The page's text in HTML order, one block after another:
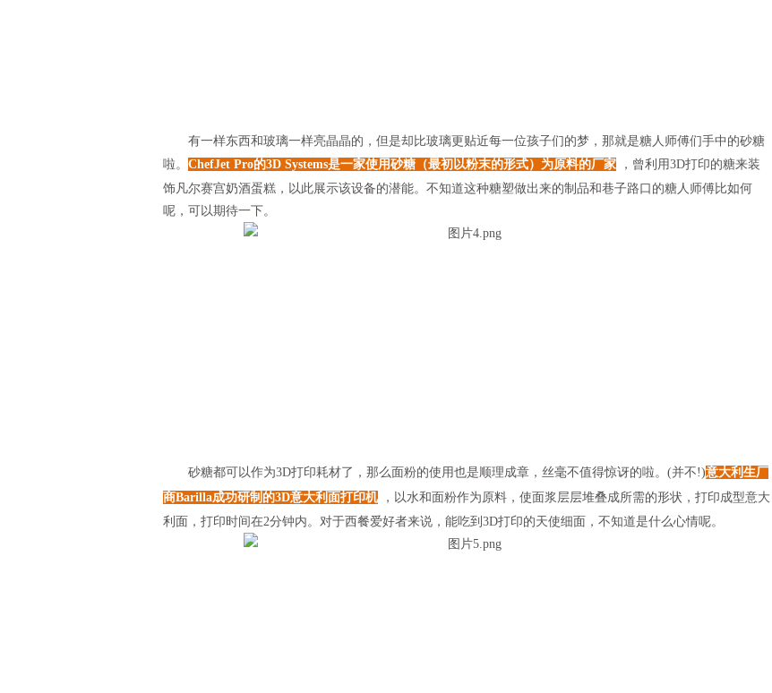
有一样东西和玻璃一样亮晶晶的，但是却比玻璃更贴近每一位孩子们的梦，那就是糖人师傅们手中的砂糖
啦。 ChefJet Pro的3D Systems是一家使用砂糖（最初以粉末的形式）为原料的厂家
，曾利用3D打印的糖来装
饰凡尔赛宫奶酒蛋糕，以此展示该设备的潜能。不知道这种糖塑做出来的制品和巷子路口的糖人师傅比如何
呢，可以期待一下。
砂糖都可以作为3D打印耗材了，那么面粉的使用也是顺理成章，丝毫不值得惊讶的啦。(并不!)意大利生厂
商Barilla成功研制的3D意大利面打印机
，以水和面粉作为原料，使面浆层层堆叠成所需的形状，打印成型意大
利面，打印时间在2分钟内。对于西餐爱好者来说，能吃到3D打印的天使细面，不知道是什么心情呢。